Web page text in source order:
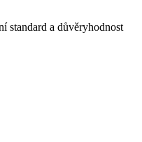
standard a důvěryhodnost